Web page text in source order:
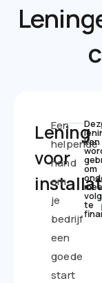
Lening
voor
Een
helpende
hand
om
je
bedrijf
een
goede
start
kan
om
te